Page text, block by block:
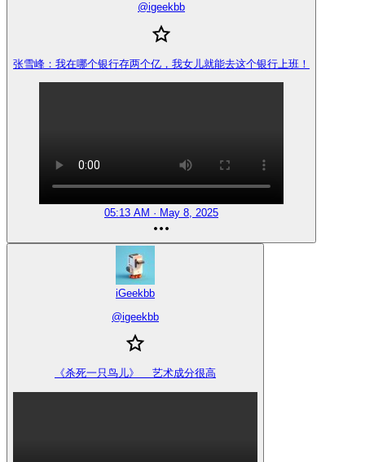
@igeekbb
张雪峰：我在哪个银行存两个亿，我女儿就能去这个银行上班！
05:13 AM · May 8, 2025
iGeekbb
@igeekbb
《杀死一只鸟儿》  艺术成分很高